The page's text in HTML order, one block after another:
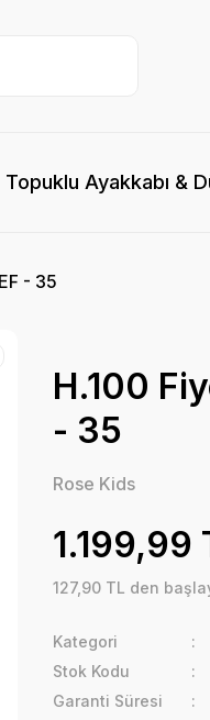
Topuklu Ayakkabı &
- 35
H.100
- 35
Rose Kids
1.199,99
127,90 TL den
Kategori
Stok Kodu
Garanti Süresi